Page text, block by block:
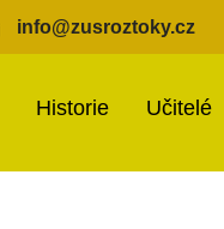
info@zusroztoky.cz
Historie Učitelé